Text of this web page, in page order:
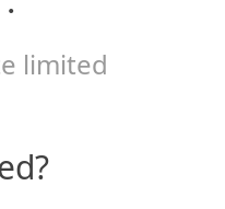
！レ・ジェイド金山グ